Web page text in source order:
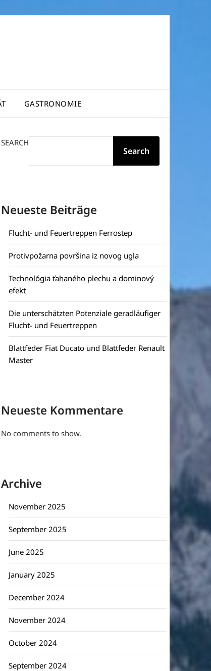
GASTRONOMIE
SEARCH
Search
Neueste Beiträge
Flucht- und Feuertreppen Ferrostep
Protivpožarna površina iz novog ugla
Technológia ťahaného plechu a dominový
efekt
Die unterschätzten Potenziale geradläufiger
Flucht- und Feuertreppen
Blattfeder Fiat Ducato und Blattfeder Renault
Master
Neueste Kommentare
No comments to show.
Archive
November 2025
September 2025
June 2025
January 2025
December 2024
November 2024
October 2024
September 2024